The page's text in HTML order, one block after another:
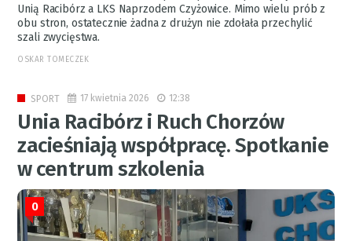
Unią Racibórz a LKS Naprzodem Czyżowice. Mimo wielu prób z
obu stron, ostatecznie żadna z drużyn nie zdołała przechylić
szali zwycięstwa.
OSKAR TOMECZEK
SPORT 17 kwietnia 2026 12:38
Unia Racibórz i Ruch Chorzów
zacieśniają współpracę. Spotkanie
w centrum szkolenia
0